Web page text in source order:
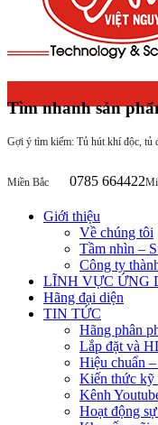
Tìm nhanh sản
Gợi ý tìm kiếm: Tủ hút khí độc, tủ
Miền Bắc 0785 664422
Giới thiệu
Về chúng tôi
Tầm nhìn –
Công ty
LĨNH VỰC ỨNG
Hãng đại diện
TIN TỨC
Hãng phân
Lắp đặt và
Hiệu chuẩn
Kiến thức kỹ
Kênh
Hoạt động